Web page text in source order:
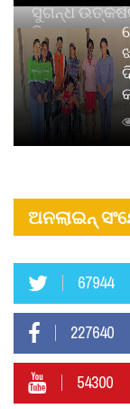
ସୁଗନ୍ଧ
ପିୟୋର୍‌
ନବସୃଜନ
ବାଉଁଶ ବିହୀନ କଠିନ ଧୂପ
ଦୀର୍ଘସ୍ଥାୟିତା ଏବଂ
ଅନଲାଇନ୍
67944
227640
54300